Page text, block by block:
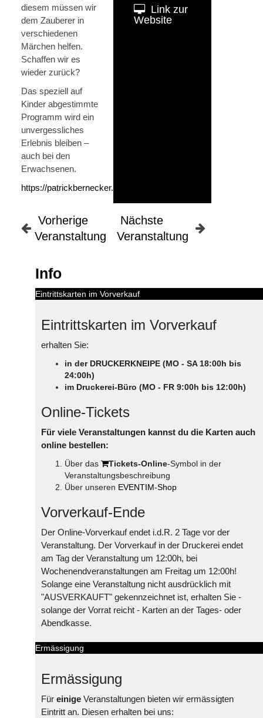
diesem müssen wir
dem Zauberer in
verschiedenen
Märchen helfen.
Schaffen wir es
wieder zurück?
Das speziell auf
Kinder abgestimmte
Programm wird ein
unvergessliches
Erlebnis bleiben –
auch bei den
Erwachsenen.
https://patrickbernecker.de/
Link zur
Website
Vorherige
Veranstaltung
Nächste
Veranstaltung
Info
Eintrittskarten im Vorverkauf
Eintrittskarten im Vorverkauf
erhalten Sie:
in der DRUCKERKNEIPE (MO - SA 18:00h bis
24:00h)
im Druckerei-Büro (MO - FR 9:00h bis 12:00h)
Online-Tickets
Für viele Veranstaltungen kannst du die Karten auch
online bestellen:
Über das Tickets-Online-Symbol in der
Veranstaltungsbeschreibung
Über unseren EVENTIM-Shop
Vorverkauf-Ende
Der Online-Vorverkauf endet i.d.R. 2 Tage vor der
Veranstaltung. Der Vorverkauf in der Druckerei endet
am Tag der Veranstaltung um 12:00h, bei
Wochenendveranstaltungen am Freitag um 12:00h!
Solange eine Veranstaltung nicht ausdrücklich mit
"AUSVERKAUFT" gekennzeichnet ist, erhalten Sie -
solange der Vorrat reicht - Karten an der Tages- oder
Abendkasse.
Ermässigung
Ermässigung
Für einige Veranstaltungen bieten wir ermässigten
Eintritt an. Diesen erhalten bei uns: